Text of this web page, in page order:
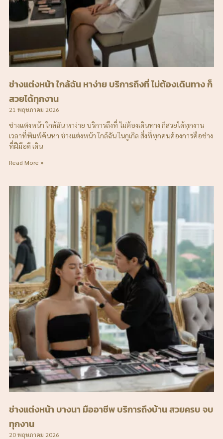
ช่างแต่งหน้า ใกล้ฉัน หาง่าย บริการถึงที่ ไม่ต้องเดินทาง ก็
สวยได้ทุกงาน
21 พฤษภาคม 2026
ช่างแต่งหน้า ใกล้ฉัน หาง่าย บริการถึงที่ ไม่ต้องเดินทาง ก็สวยได้ทุกงาน
เวลาที่พิมพ์ค้นหา ช่างแต่งหน้า ใกล้ฉัน ในกูเกิล สิ่งที่ทุกคนต้องการคือช่าง
ที่ฝีมือดี เดิน
Read More »
ช่างแต่งหน้า บางนา มืออาชีพ บริการถึงบ้าน สวยครบ จบ
ทุกงาน
20 พฤษภาคม 2026